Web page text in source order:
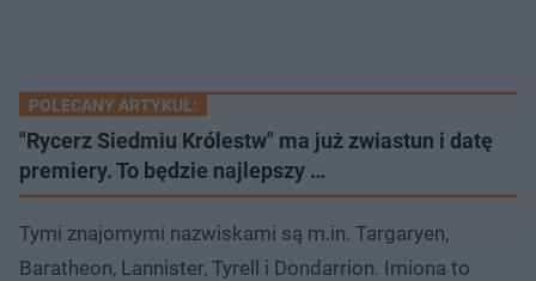
POLECANY ARTYKUŁ:
"Rycerz Siedmiu Królestw" ma już zwiastun i datę
premiery. To będzie najlepszy …
Tymi znajomymi nazwiskami są m.in. Targaryen,
Baratheon, Lannister, Tyrell i Dondarrion. Imiona to